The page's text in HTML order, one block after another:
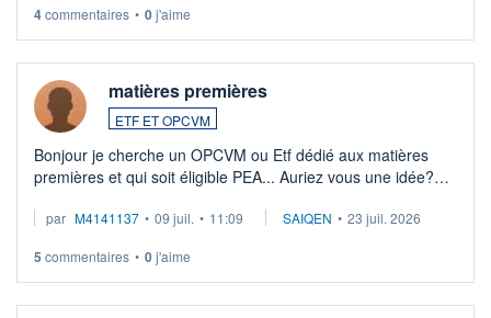
4commentaires • 0j'aime
matières premières
ETF ET OPCVM
Bonjour je cherche un OPCVM ou Etf dédié aux matières
premières et qui soit éligible PEA... Auriez vous une idée?
par M4141137 • 09 juil. • 11:09 SAIQEN • 23 juil. 2026
5 commentaires • 0j'aime